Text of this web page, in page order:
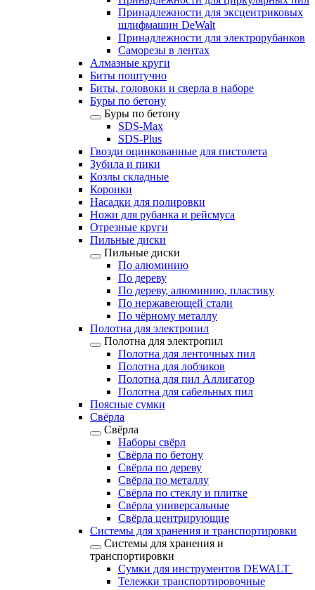
Принадлежности для эксцентриковых
шлифмашин DeWalt
Принадлежности для электрорубанков
Саморезы в лентах
Алмазные круги
Биты поштучно
Биты, головоки и сверла в наборе
Буры по бетону
Буры по бетону
SDS-Max
SDS-Plus
Гвозди оцинкованные для пистолета
Зубила и пики
Козлы складные
Коронки
Насадки для полировки
Ножи для рубанка и рейсмуса
Отрезные круги
Пильные диски
Пильные диски
По алюминию
По дереву
По дереву, алюминию, пластику
По нержавеющей стали
По чёрному металлу
Полотна для электропил
Полотна для электропил
Полотна для ленточных пил
Полотна для лобзиков
Полотна для пил Аллигатор
Полотна для сабельных пил
Поясные сумки
Свёрла
Свёрла
Наборы свёрл
Свёрла по бетону
Свёрла по дереву
Свёрла по металлу
Свёрла по стеклу и плитке
Свёрла универсальные
Свёрла центрирующие
Системы для хранения и транспортировки
Системы для хранения и
транспортировки
Сумки для инструментов DEWALT
Тележки транспортировочные